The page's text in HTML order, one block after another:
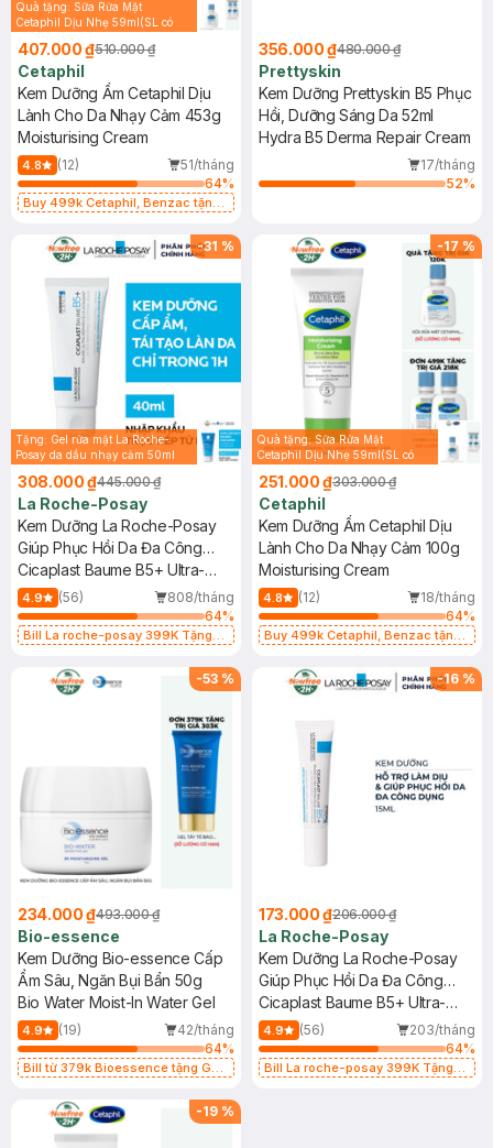
Quà tặng: Sữa Rửa Mặt
Cetaphil Dịu Nhẹ 59ml(SL có
407.000 ₫510.000 ₫
Cetaphil
Kem Dưỡng Ẩm Cetaphil Dịu
Lành Cho Da Nhạy Cảm 453g
Moisturising Cream
4.8 (12)
51/tháng
64%
Buy 499k Cetaphil, Benzac tặng
356.000 ₫480.000 ₫
Prettyskin
Kem Dưỡng Prettyskin B5 Phục
Hồi, Dưỡng Sáng Da 52ml
Hydra B5 Derma Repair Cream
17/tháng
52%
-31 %
Tặng: Gel rửa mặt La Roche-
Posay da dầu nhạy cảm 50ml
308.000 ₫445.000 ₫
La Roche-Posay
Kem Dưỡng La Roche-Posay
Giúp Phục Hồi Da Đa Công
Dụng 40ml
Cicaplast Baume B5+ Ultra-
Repairing Soothing Balm
4.9 (56)
808/tháng
64%
Bill La roche-posay 399K Tặng
(SL có hạn)
-17 %
Quà tặng: Sữa Rửa Mặt
Cetaphil Dịu Nhẹ 59ml(SL có
251.000 ₫303.000 ₫
Cetaphil
Kem Dưỡng Ẩm Cetaphil Dịu
Lành Cho Da Nhạy Cảm 100g
Moisturising Cream
4.8 (12)
18/tháng
64%
Buy 499k Cetaphil, Benzac tặng
-53 %
234.000 ₫493.000 ₫
Bio-essence
Kem Dưỡng Bio-essence Cấp
Ẩm Sâu, Ngăn Bụi Bẩn 50g
Bio Water Moist-In Water Gel
4.9 (19)
42/tháng
64%
Bill từ 379k Bioessence tặng Gel
-16 %
173.000 ₫206.000 ₫
La Roche-Posay
Kem Dưỡng La Roche-Posay
Giúp Phục Hồi Da Đa Công
Dụng 15ml
Cicaplast Baume B5+ Ultra-
Repairing Soothing Balm
4.9 (56)
203/tháng
64%
Bill La roche-posay 399K Tặng
-19 %